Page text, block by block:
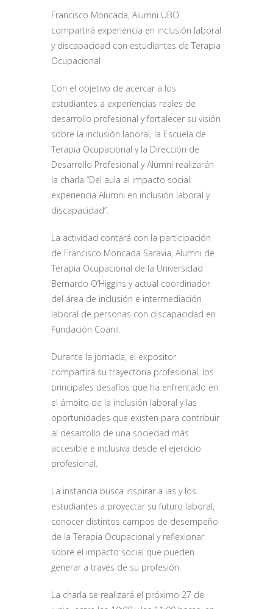
Francisco Moncada, Alumni UBO
compartirá experiencia en inclusión laboral
y discapacidad con estudiantes de Terapia
Ocupacional
Con el objetivo de acercar a los
estudiantes a experiencias reales de
desarrollo profesional y fortalecer su visión
sobre la inclusión laboral, la Escuela de
Terapia Ocupacional y la Dirección de
Desarrollo Profesional y Alumni realizarán
la charla “Del aula al impacto social:
experiencia Alumni en inclusión laboral y
discapacidad”.
La actividad contará con la participación
de Francisco Moncada Saravia, Alumni de
Terapia Ocupacional de la Universidad
Bernardo O’Higgins y actual coordinador
del área de inclusión e intermediación
laboral de personas con discapacidad en
Fundación Coanil.
Durante la jornada, el expositor
compartirá su trayectoria profesional, los
principales desafíos que ha enfrentado en
el ámbito de la inclusión laboral y las
oportunidades que existen para contribuir
al desarrollo de una sociedad más
accesible e inclusiva desde el ejercicio
profesional.
La instancia busca inspirar a las y los
estudiantes a proyectar su futuro laboral,
conocer distintos campos de desempeño
de la Terapia Ocupacional y reflexionar
sobre el impacto social que pueden
generar a través de su profesión.
La charla se realizará el próximo 27 de